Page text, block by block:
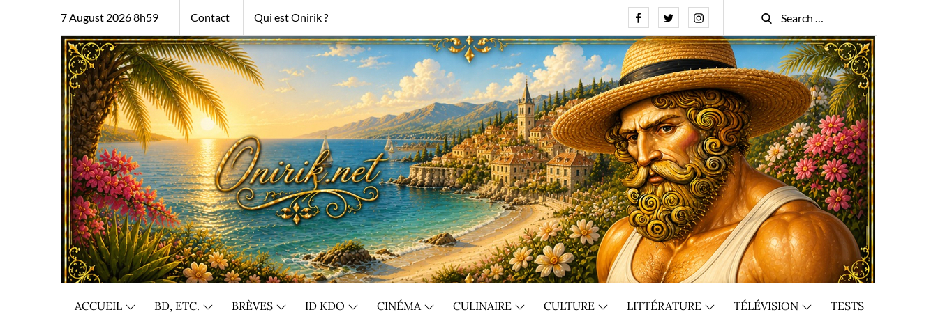
7 August 2026 8h59 Contact Qui est Onirik ? FacebookTwitterInstagram
Search
for:
Search
ACCUEIL BD, ETC. BRÈVES ID KDO CINÉMA CULINAIRE CULTURE LITTÉRATURE TÉLÉVISION TESTS